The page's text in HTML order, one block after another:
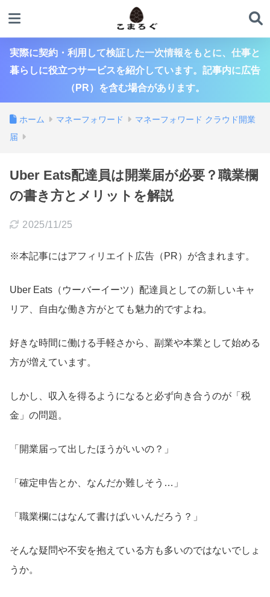
実際に契約・利用して検証した一次情報をもとに、仕事と
暮らしに役立つサービスを紹介しています。記事内に広告
（PR）を含む場合があります。
ホーム マネーフォワード
マネーフォワード クラウド開業
届
Uber Eats配達員は開業届が必要？職業欄
の書き方とメリットを解説
2025/11/25
※本記事にはアフィリエイト広告（PR）が含まれます。
Uber Eats（ウーバーイーツ）配達員としての新しいキャ
リア、自由な働き方がとても魅力的ですよね。
好きな時間に働ける手軽さから、副業や本業として始める
方が増えています。
しかし、収入を得るようになると必ず向き合うのが「税
金」の問題。
「開業届って出したほうがいいの？」
「確定申告とか、なんだか難しそう…」
「職業欄にはなんて書けばいいんだろう？」
そんな疑問や不安を抱えている方も多いのではないでしょ
うか。